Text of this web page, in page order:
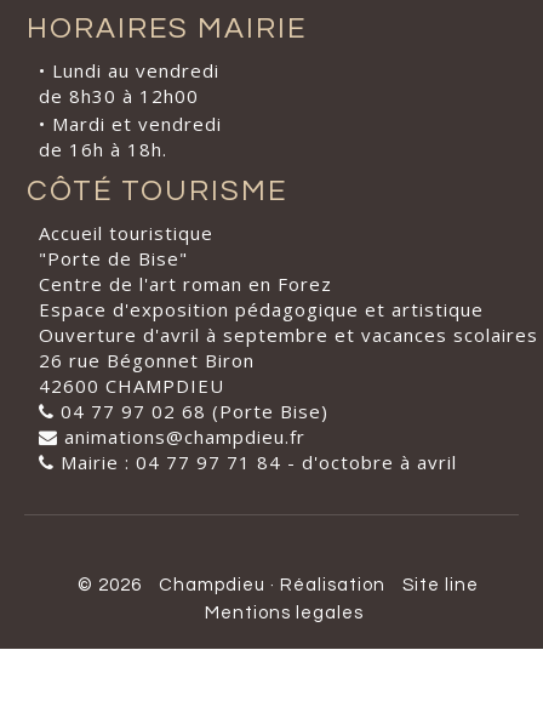
HORAIRES MAIRIE
• Lundi au vendredi
de 8h30 à 12h00
• Mardi et vendredi
de 16h à 18h.
CÔTÉ TOURISME
Accueil touristique
"Porte de Bise"
Centre de l'art roman en Forez
Espace d'exposition pédagogique et artistique
Ouverture d'avril à septembre et vacances scolaires
26 rue Bégonnet Biron
42600 CHAMPDIEU
04 77 97 02 68 (Porte Bise)
animations@champdieu.fr
Mairie : 04 77 97 71 84 - d'octobre à avril
© 2026 Champdieu · Réalisation
Site line
Mentions legales